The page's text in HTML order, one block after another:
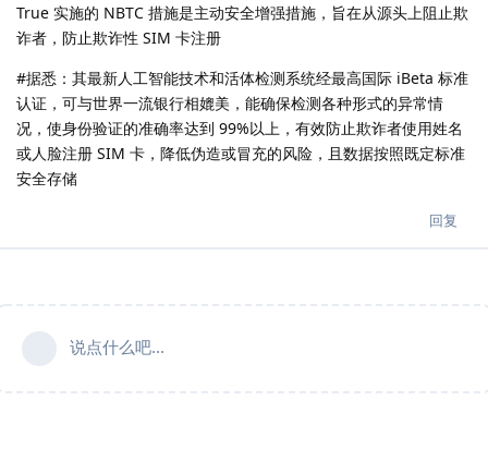
True 实施的 NBTC 措施是主动安全增强措施，旨在从源头上阻止欺
诈者，防止欺诈性 SIM 卡注册
#据悉：其最新人工智能技术和活体检测系统经最高国际 iBeta 标准
认证，可与世界一流银行相媲美，能确保检测各种形式的异常情
况，使身份验证的准确率达到 99%以上，有效防止欺诈者使用姓名
或人脸注册 SIM 卡，降低伪造或冒充的风险，且数据按照既定标准
安全存储
回复
说点什么吧...